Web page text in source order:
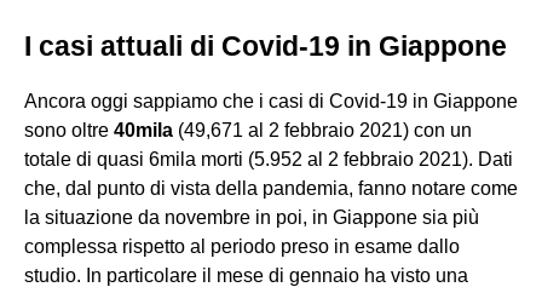
I casi attuali di Covid-19 in Giappone
Ancora oggi sappiamo che i casi di Covid-19 in Giappone
sono oltre 40mila (49,671 al 2 febbraio 2021) con un
totale di quasi 6mila morti (5.952 al 2 febbraio 2021). Dati
che, dal punto di vista della pandemia, fanno notare come
la situazione da novembre in poi, in Giappone sia più
complessa rispetto al periodo preso in esame dallo
studio. In particolare il mese di gennaio ha visto una